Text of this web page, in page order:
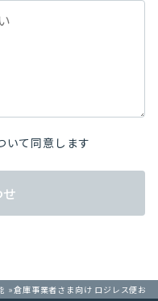
いて同意します
倉庫事業者さま向け ロジレス便お